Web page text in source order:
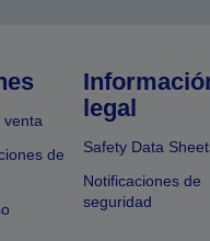
venta
de
legal
Safety Data
Notificaciones de
seguridad